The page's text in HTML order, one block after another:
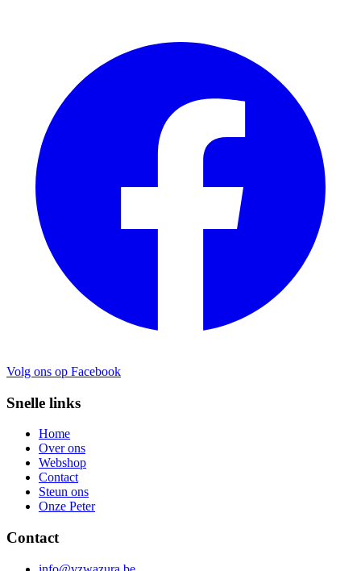
Volg ons op Facebook
Snelle links
Home
Over ons
Webshop
Contact
Steun ons
Onze Peter
Contact